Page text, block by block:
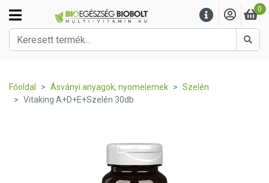
0
Főoldal Ásványi anyagok, nyomelemek
Szelén
Vitaking A+D+E+Szelén 30db